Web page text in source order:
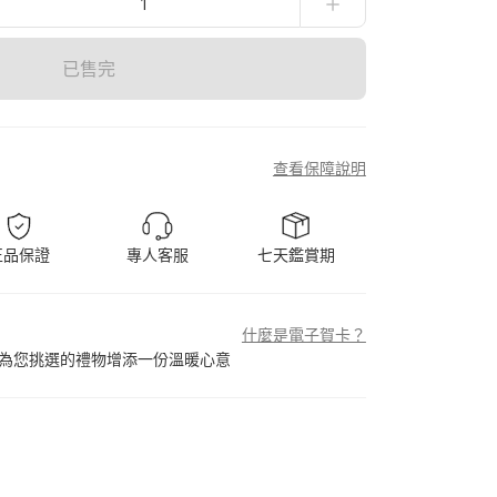
已售完
查看保障說明
品保證 專人客服 七天鑑賞期
什麼是電子賀卡？
您挑選的禮物增添一份溫暖心意